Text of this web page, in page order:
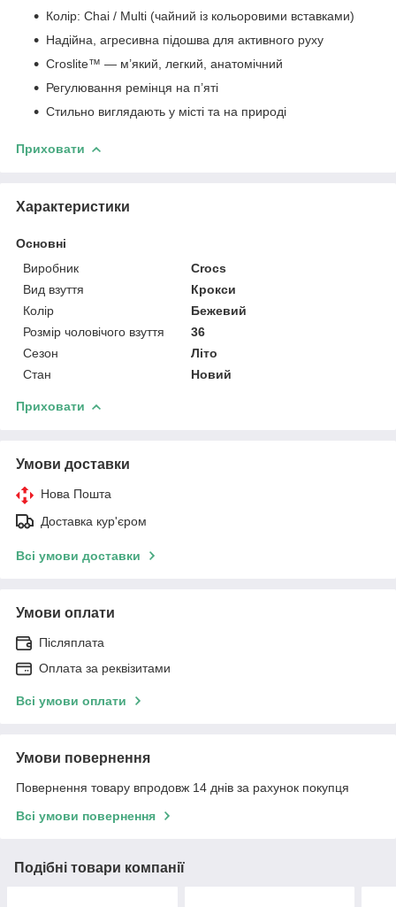
Колір: Chai / Multi (чайний із кольоровими вставками)
Надійна, агресивна підошва для активного руху
Croslite™ — м’який, легкий, анатомічний
Регулювання ремінця на п’яті
Стильно виглядають у місті та на природі
Приховати
Характеристики
Основні
Виробник
Crocs
Вид взуття
Крокси
Колір
Бежевий
Розмір чоловічого взуття
36
Сезон
Літо
Стан
Новий
Приховати
Умови доставки
Нова Пошта
Доставка кур'єром
Всі умови доставки
Умови оплати
Післяплата
Оплата за реквізитами
Всі умови оплати
Умови повернення
Повернення товару впродовж 14 днів за рахунок покупця
Всі умови повернення
Подібні товари компанії